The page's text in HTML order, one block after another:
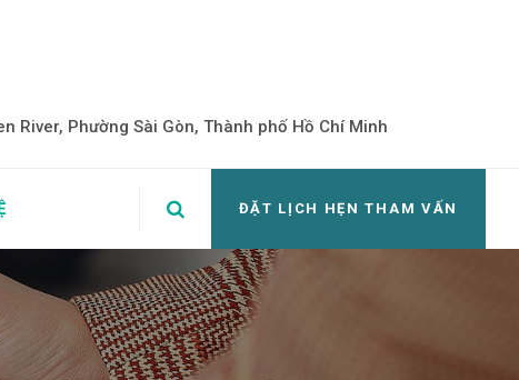
River, Phường Sài Gòn, Thành phố Hồ Chí Minh
ĐẶT LỊCH HẸN THAM VẤN